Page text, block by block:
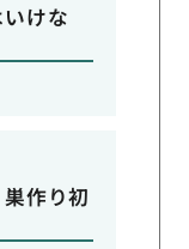
けな
作り初